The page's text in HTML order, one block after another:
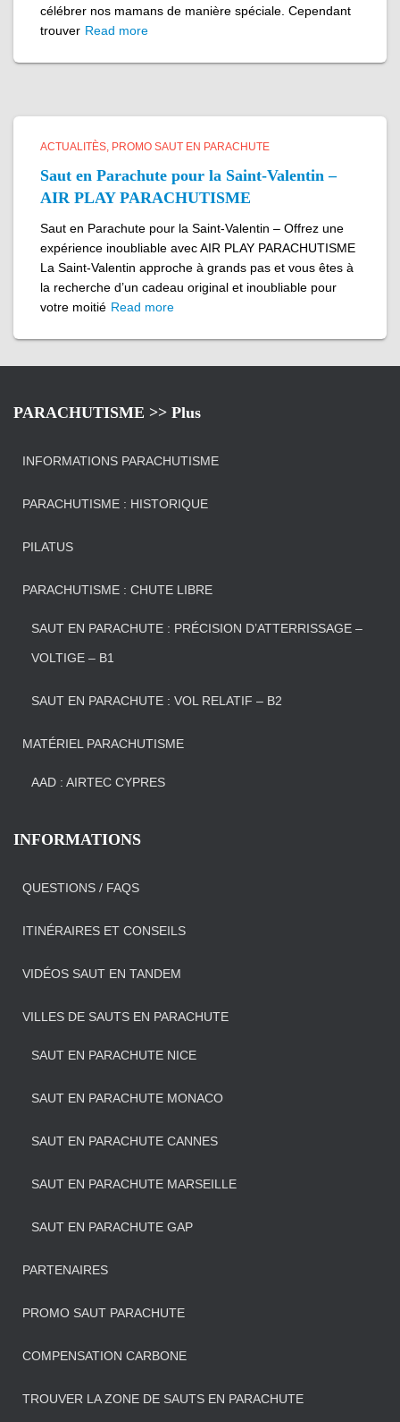
célébrer nos mamans de manière spéciale. Cependant
trouver Read more
ACTUALITÈS PROMO SAUT EN PARACHUTE
Saut en Parachute pour la Saint-Valentin –
AIR PLAY PARACHUTISME
Saut en Parachute pour la Saint-Valentin – Offrez une
expérience inoubliable avec AIR PLAY PARACHUTISME
La Saint-Valentin approche à grands pas et vous êtes à
la recherche d’un cadeau original et inoubliable pour
votre moitié Read more
PARACHUTISME >> Plus
INFORMATIONS PARACHUTISME
PARACHUTISME : HISTORIQUE
PILATUS
PARACHUTISME : CHUTE LIBRE
SAUT EN PARACHUTE : PRÉCISION D’ATTERRISSAGE –
VOLTIGE – B1
SAUT EN PARACHUTE : VOL RELATIF – B2
MATÉRIEL PARACHUTISME
AAD : AIRTEC CYPRES
INFORMATIONS
QUESTIONS / FAQS
ITINÉRAIRES ET CONSEILS
VIDÉOS SAUT EN TANDEM
VILLES DE SAUTS EN PARACHUTE
SAUT EN PARACHUTE NICE
SAUT EN PARACHUTE MONACO
SAUT EN PARACHUTE CANNES
SAUT EN PARACHUTE MARSEILLE
SAUT EN PARACHUTE GAP
PARTENAIRES
PROMO SAUT PARACHUTE
COMPENSATION CARBONE
TROUVER LA ZONE DE SAUTS EN PARACHUTE